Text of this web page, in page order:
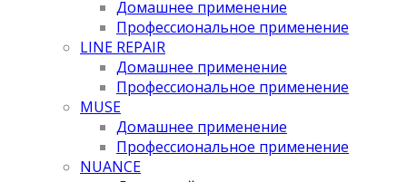
Домашнее применение
Профессиональное применение
LINE REPAIR
Домашнее применение
Профессиональное применение
MUSE
Домашнее применение
Профессиональное применение
NUANCE